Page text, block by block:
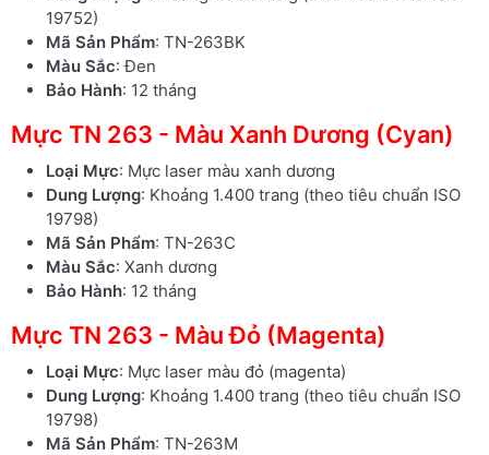
19752)
Mã Sản Phẩm: TN-263BK
Màu Sắc: Đen
Bảo Hành: 12 tháng
Mực TN 263 - Màu Xanh Dương (Cyan)
Loại Mực: Mực laser màu xanh dương
Dung Lượng: Khoảng 1.400 trang (theo tiêu chuẩn ISO
19798)
Mã Sản Phẩm: TN-263C
Màu Sắc: Xanh dương
Bảo Hành: 12 tháng
Mực TN 263 - Màu Đỏ (Magenta)
Loại Mực: Mực laser màu đỏ (magenta)
Dung Lượng: Khoảng 1.400 trang (theo tiêu chuẩn ISO
19798)
Mã Sản Phẩm: TN-263M